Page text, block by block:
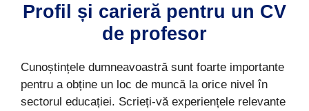
Profil și carieră pentru un CV
de profesor
Cunoștințele dumneavoastră sunt foarte importante
pentru a obține un loc de muncă la orice nivel în
sectorul educației. Scrieți-vă experiențele relevante